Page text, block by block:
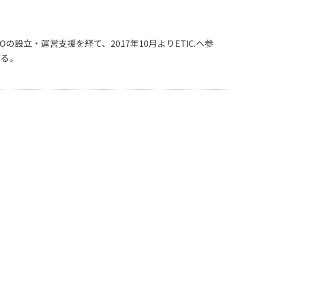
設立・運営支援を経て、2017年10月よりETIC.へ参
。